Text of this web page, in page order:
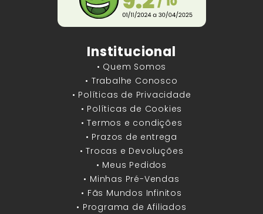
Institucional
• Quem Somos
• Trabalhe Conosco
• Políticas de Privacidade
• Políticas de Cookies
• Termos e condições
• Prazos de entrega
• Trocas e Devoluções
• Meus Pedidos
• Minhas Pré-Vendas
• Fãs Mundos Infinitos
• Programa de Afiliados